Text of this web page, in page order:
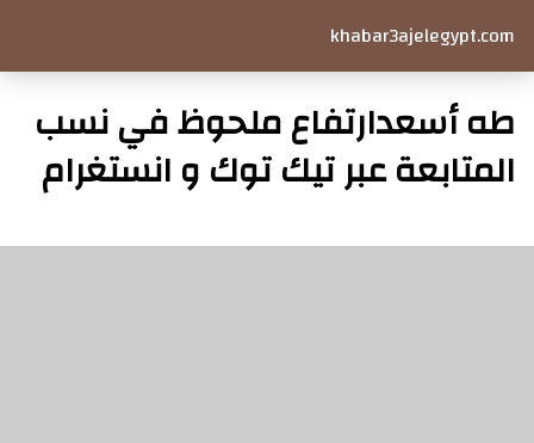
khabar3ajelegypt.com
طه أسعدارتفاع ملحوظ في نسب
المتابعة عبر تيك توك و انستغرام